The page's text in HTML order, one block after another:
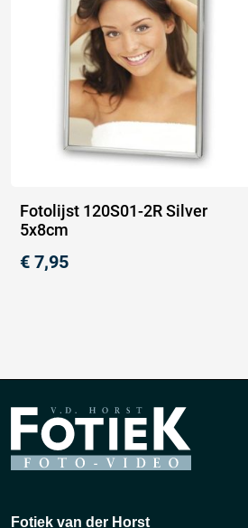
Fotolijst 120S01-2R Silver
5x8cm
€ 7,95
Fotiek van der Horst